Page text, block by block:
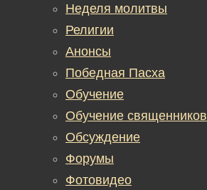
Неделя молитвы
Религии
Анонсы
Победная Пасха
Обучение
Обучение священников
Обсуждение
Форумы
Фотовидео